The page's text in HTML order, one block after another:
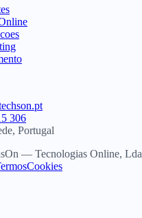
306
Portugal
— Tecnologias Online, Lda
Cookies